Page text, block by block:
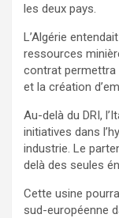
les deux pays.
L’Algérie
ressources
contrat permettra
et la création
Au-delà du DRI,
initiatives dans
industrie. Le
delà des seules
Cette usine
sud-européenne